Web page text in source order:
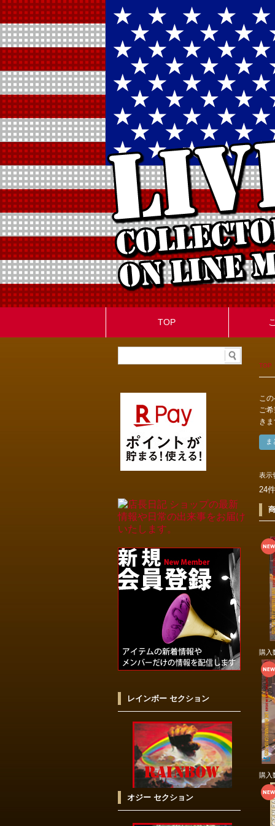
TOP
TOP
こ
ご
き
表示
24
購入
購入
レインボー セクション
オジー セクション